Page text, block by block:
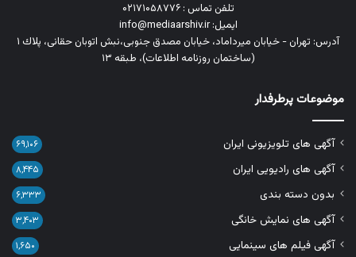
تلفن تماس : ۰۲۱۷۱۰۵۸۷۷۶
ایمیل: info@mediaarshiv.ir
آدرس: تهران - خیابان میرداماد، خیابان مصدق جنوبی،نبش اتوبان حقانی، پلاك ١
(ساختمان روزنامه اطلاعات)، طبقه ۱۳
موضوعات پرطرفدار
آگهی های تلویزیونی ایران ۶۹,۱۰۶
آگهی های رادیویی ایران ۸,۴۴۵
بدون دسته بندی ۶,۳۳۳
آگهی های نمایش خانگی ۳,۴۰۳
آگهی فیلم های سینمایی ۱,۶۵۰